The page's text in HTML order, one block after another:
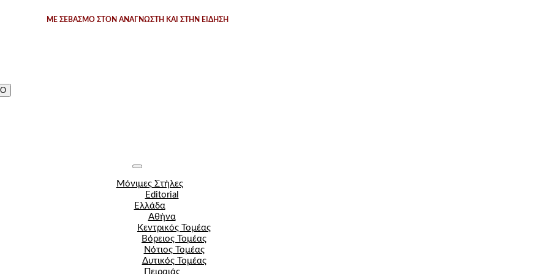
ΜΕ ΣΕΒΑΣΜΟ ΣΤΟΝ ΑΝΑΓΝΩΣΤΗ ΚΑΙ ΣΤΗΝ ΕΙΔΗΣΗ
Μόνιμες Στήλες
Editorial
Ελλάδα
Αθήνα
Κεντρικός Τομέας
Βόρειος Τομέας
Νότιος Τομέας
Δυτικός Τομέας
Πειραιάς